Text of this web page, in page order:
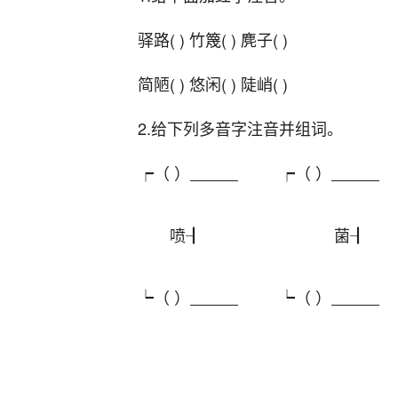
驿路( ) 竹篾( ) 麂子( )
简陋( ) 悠闲( ) 陡峭( )
2.给下列多音字注音并组词。
┍（ ）
┍（ ）
喷┨ 菌┨
┕（ ） ┕（ ）